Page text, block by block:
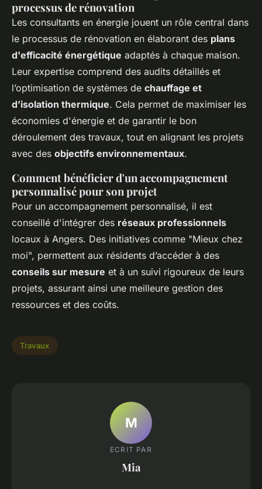
processus de rénovation
Les consultants en énergie jouent un rôle central dans
le processus de rénovation en élaborant des plans
d'efficacité énergétique adaptés à chaque maison.
Leur expertise comprend des audits détaillés et
l’optimisation de systèmes de chauffage et
d’isolation thermique. Cela permet de maximiser les
économies d'énergie et de garantir le bon
déroulement des travaux, tout en alignant les projets
avec des objectifs environnementaux.
Comment bénéficier d'un accompagnement
personnalisé pour son projet
Pour un accompagnement personnalisé, il est
conseillé d'intégrer des réseaux professionnels
locaux à Angers. Des initiatives comme "Mieux chez
moi", permettent aux résidents d’accéder à des
conseils sur mesure et à un suivi rigoureux de leurs
projets, assurant ainsi une meilleure gestion des
ressources et des coûts.
Travaux
M
ECRIT PAR
Mia